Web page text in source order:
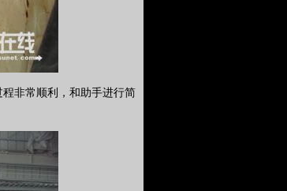
非常顺利，和助手进行简